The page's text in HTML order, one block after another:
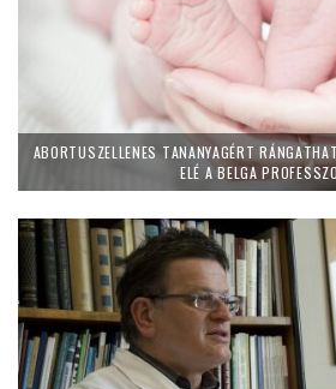
ABORTUSZELLENES TANANYAGÉRT
ELÉ A BELGA